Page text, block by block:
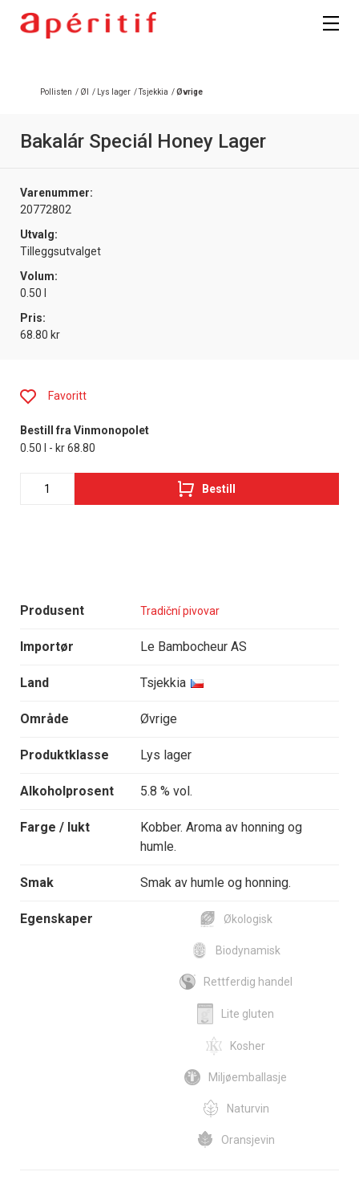
Pollisten / Øl / Lys lager /Tsjekkia /Øvrige
Bakalár Speciál Honey Lager
Varenummer:
20772802
Utvalg:
Tilleggsutvalget
Volum:
0.50 l
Pris:
68.80 kr
Produsent Tradiční pivovar
Importør Le Bambocheur AS
Land Tsjekkia
Område Øvrige
Produktklasse Lys lager
Alkoholprosent 5.8 % vol.
Farge / lukt
Kobber. Aroma av honning og
humle.
Smak Smak av humle og honning.
Egenskaper Økologisk
Biodynamisk
Rettferdig handel
Lite gluten
Kosher
Miljøemballasje
Naturvin
Oransjevin
Favoritt
Bestill fra Vinmonopolet
0.50 l - kr 68.80
Bestill